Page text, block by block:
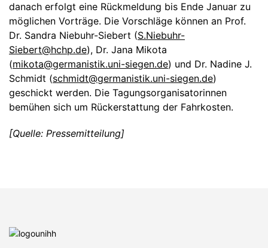
danach erfolgt eine Rückmeldung bis Ende Januar zu
möglichen Vorträge. Die Vorschläge können an Prof.
Dr. Sandra Niebuhr-Siebert (S.Niebuhr-
Siebert@hchp.de), Dr. Jana Mikota
(mikota@germanistik.uni-siegen.de) und Dr. Nadine J.
Schmidt (schmidt@germanistik.uni-siegen.de)
geschickt werden. Die Tagungsorganisatorinnen
bemühen sich um Rückerstattung der Fahrkosten.
[Quelle: Pressemitteilung]